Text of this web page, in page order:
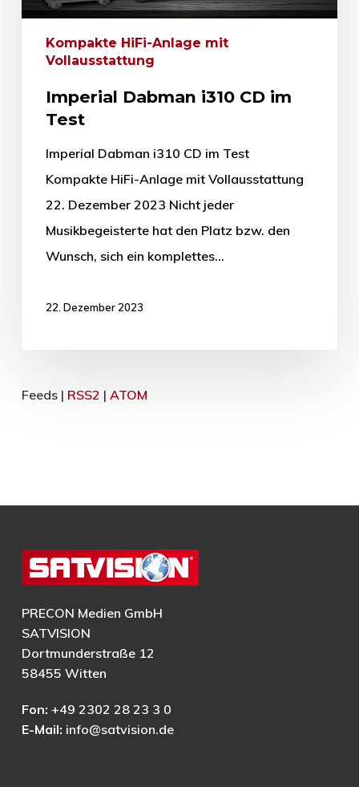
Kompakte HiFi-Anlage mit
Vollausstattung
Imperial Dabman i310 CD im
Test
Imperial Dabman i310 CD im Test
Kompakte HiFi-Anlage mit Vollausstattung
22. Dezember 2023 Nicht jeder
Musikbegeisterte hat den Platz bzw. den
Wunsch, sich ein komplettes…
22. Dezember 2023
Feeds | RSS2 | ATOM
PRECON Medien GmbH
SATVISION
Dortmunderstraße 12
58455 Witten
Fon: +49 2302 28 23 3 0
E-Mail: info@satvision.de